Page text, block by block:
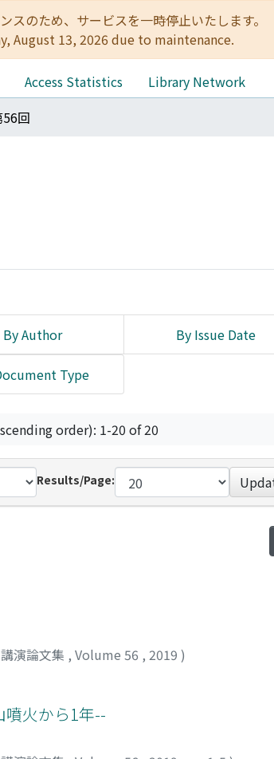
スのため、サービスを一時停止いたしま
August 13, 2026 due to maintenance.
Access Statistics
Library Network
回
By Author By Issue Date
Type
order): 1-20 of 20
Results/Page:
演論文集 , Volume 56 , 2019 )
噴火から1年--